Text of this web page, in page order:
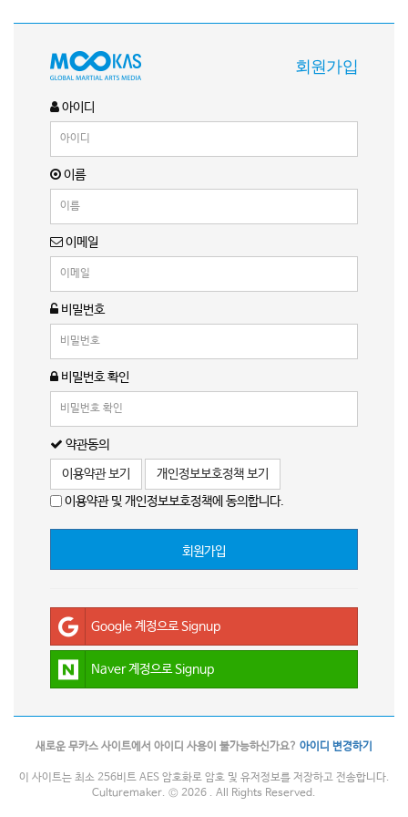
회원가입
아이디
이름
이메일
비밀번호
비밀번호 확인
약관동의
이용약관 보기
개인정보보호정책 보기
이용약관 및 개인정보보호정책에 동의합니다.
회원가입
Google 계정으로 Signup
Naver 계정으로 Signup
새로운 무카스 사이트에서 아이디 사용이 불가능하신가요? 아이디 변경하기
이 사이트는 최소 256비트 AES 암호화로 암호 및 유저정보를 저장하고 전송합니다.
Culturemaker. © 2026 . All Rights Reserved.